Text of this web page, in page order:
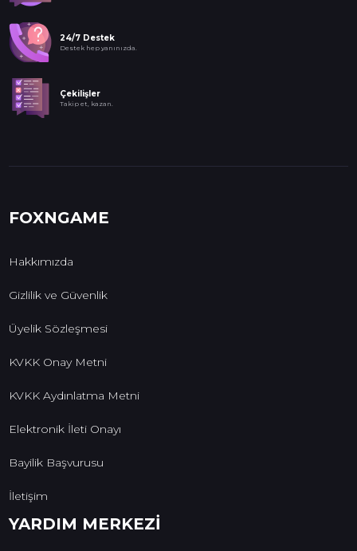
24/7 Destek
Destek hep yanınızda.
Çekilişler
Takip et, kazan.
FOXNGAME
Hakkımızda
Gizlilik ve Güvenlik
Üyelik Sözleşmesi
KVKK Onay Metni
KVKK Aydınlatma Metni
Elektronik İleti Onayı
Bayilik Başvurusu
İletişim
YARDIM MERKEZİ